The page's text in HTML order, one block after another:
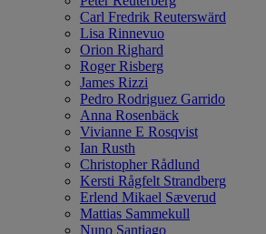
Carl Fredrik Reuterswärd
Lisa Rinnevuo
Orion Righard
Roger Risberg
James Rizzi
Pedro Rodriguez Garrido
Anna Rosenbäck
Vivianne E Rosqvist
Ian Rusth
Christopher Rådlund
Kersti Rågfelt Strandberg
Erlend Mikael Sæverud
Mattias Sammekull
Nuno Santiago